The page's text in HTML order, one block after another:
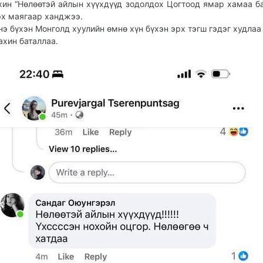
“Нөлөөтэй айлын хүүхдүүд зодолдох Цогтоод ямар хамаа
маягаар ханджээ.
бүхэн Монголд хуулийн өмнө хүн бүхэн эрх тэгш гэдэг
баталлаа.